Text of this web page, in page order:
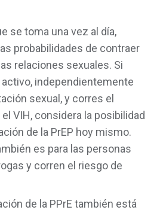
se toma una vez al día,
probabilidades de contraer
relaciones sexuales. Si
independientemente
sexual,y corres el
VIH, considera la posibilidad
de la PrEP hoy mismo.
es para las personas
y corren el riesgo de
de la PPrE también está